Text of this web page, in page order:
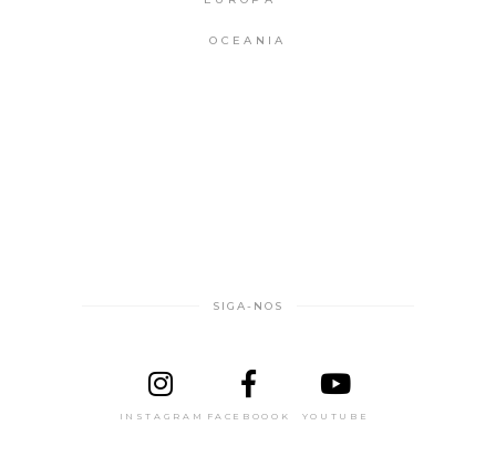
OCEANIA
SIGA-NOS
INSTAGRAM FACEBOOOK YOUTUBE